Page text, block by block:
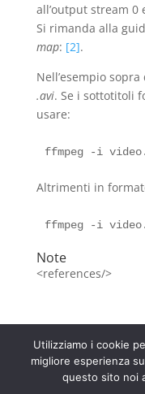
all’output stream 0
Si rimanda alla
map: [2].
Nell’esempio
.avi. Se i sottotitoli
usare:
Altrimenti in
Note
<references/>
Progettato da
Utilizziamo i cookie
migliore esperienza
questo sito noi